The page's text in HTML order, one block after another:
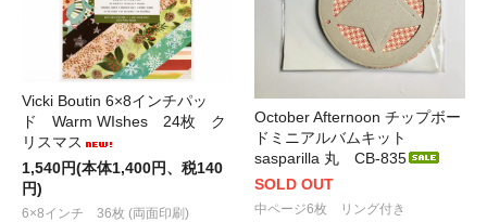
Vicki Boutin 6×8インチパッ
ド Warm WIshes 24枚 ク
リスマス
1,540円(本体1,400円、税140
円)
6×8インチ 36枚 (両面印刷)
October Afternoon チップボー
ドミニアルバムキット
sasparilla 丸 CB-835
SOLD OUT
中ページ6枚 リング付き